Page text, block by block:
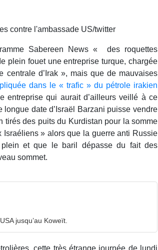
contre l'ambassade US/twitter
Sabereen News « des roquettes
plein fouet une entreprise turque, chargée
d’Irak », mais que de mauvaises
dans le « trafic » du pétrole irakien
entreprise qui aurait d’ailleurs veillé à ce
longue date d’Israël Barzani puisse vendre
tirés des puits du Kurdistan pour la somme
» alors que la guerre anti Russie
et que le baril dépasse du fait des
sommet.
jusqu’au Koweït.
cette très étrange journée de lundi